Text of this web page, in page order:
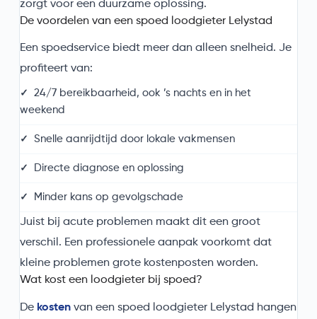
zorgt voor een duurzame oplossing.
De voordelen van een spoed loodgieter Lelystad
Een spoedservice biedt meer dan alleen snelheid. Je
profiteert van:
24/7 bereikbaarheid, ook ’s nachts en in het
weekend
Snelle aanrijdtijd door lokale vakmensen
Directe diagnose en oplossing
Minder kans op gevolgschade
Juist bij acute problemen maakt dit een groot
verschil. Een professionele aanpak voorkomt dat
kleine problemen grote kostenposten worden.
Wat kost een loodgieter bij spoed?
De kosten van een spoed loodgieter Lelystad hangen